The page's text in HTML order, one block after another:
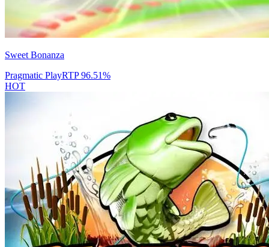
Sweet Bonanza
Pragmatic PlayRTP96.51%
HOT